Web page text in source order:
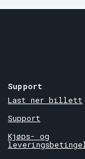
Support
Last ner billett
Support
Kjøps- og